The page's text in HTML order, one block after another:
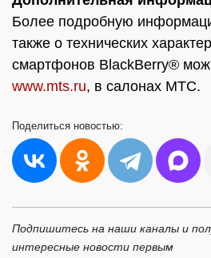
Более подробную
также о технических
смартфонов BlackBerry®
www.mts.ru, в салонах МТС.
Поделиться новостью:
Подпишитесь на наши каналы и
интересные новости первым